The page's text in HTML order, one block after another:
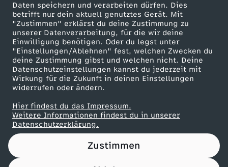
Daten speichern und verarbeiten dürfen. Dies
betrifft nur dein aktuell genutztes Gerät. Mit
"Zustimmen" erklärst du deine Zustimmung zu
unserer Datenverarbeitung, für die wir deine
Einwilligung benötigen. Oder du legst unter
"Einstellungen/Ablehnen" fest, welchen Zwecken du
deine Zustimmung gibst und welchen nicht. Deine
Datenschutzeinstellungen kannst du jederzeit mit
Wirkung für die Zukunft in deinen Einstellungen
widerrufen oder ändern.
Hier findest du das Impressum.
Weitere Informationen findest du in unserer
Datenschutzerklärung.
Zustimmen
r
ZDF goes Schule
Werbefernsehen
Mainzelmännchen
Partner